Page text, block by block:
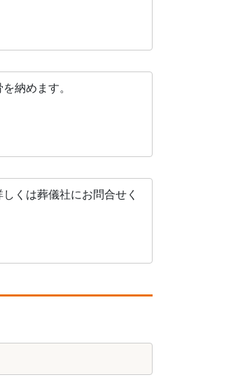
納めます。
くは葬儀社にお問合せく